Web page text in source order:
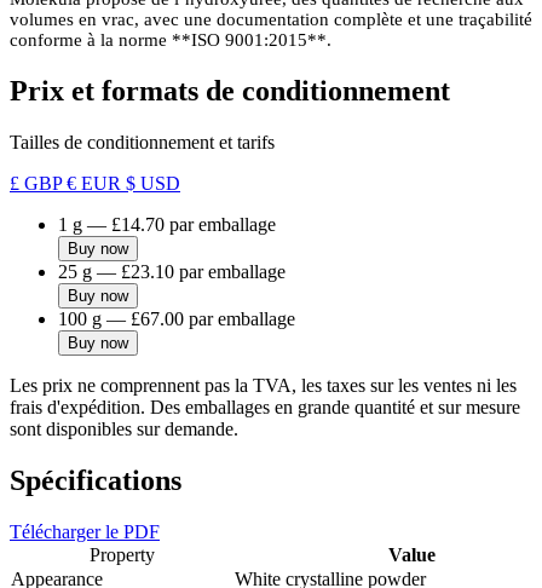
volumes en vrac, avec une documentation complète et une traçabilité
conforme à la norme **ISO 9001:2015**.
Prix et formats de conditionnement
Tailles de conditionnement et tarifs
£ GBP€ EUR $ USD
1 g — £14.70 par emballage
Buy now
25 g — £23.10 par emballage
Buy now
100 g — £67.00 par emballage
Buy now
Les prix ne comprennent pas la TVA, les taxes sur les ventes ni les
frais d'expédition. Des emballages en grande quantité et sur mesure
sont disponibles sur demande.
Spécifications
Télécharger le PDF
Property
Value
Appearance
White crystalline powder